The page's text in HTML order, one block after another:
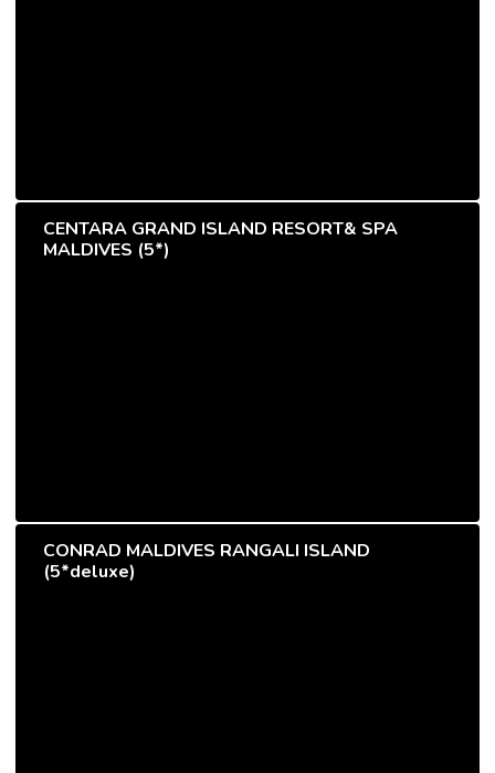
CENTARA GRAND ISLAND RESORT& SPA
MALDIVES (5*)
CONRAD MALDIVES RANGALI ISLAND
(5*deluxe)